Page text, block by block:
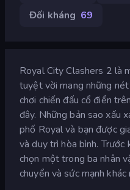
Đối kháng 69
Royal City Clashers 2 là
tuyệt vời mang những
chơi chiến đấu cổ điển
đây. Những bản sao xấu
phố Royal và bạn được
và duy trì hòa bình. Trước
chọn một trong ba nhân
chuyển và sức mạnh khác